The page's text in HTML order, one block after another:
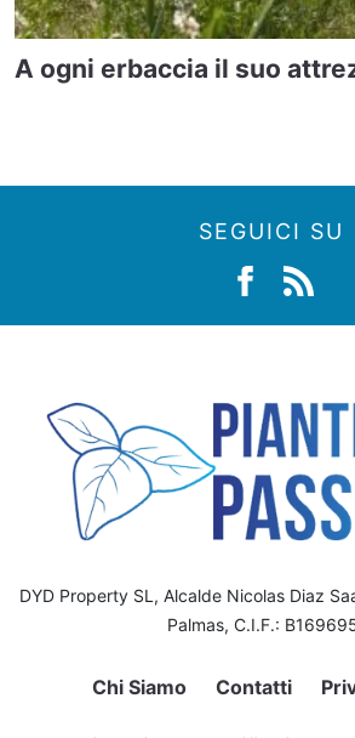
A ogni erbaccia il suo
SEGUICI SU
DYD Property SL, Alcalde Nicolas Diaz
Palmas, C.I.F.:
Chi Siamo Contatti